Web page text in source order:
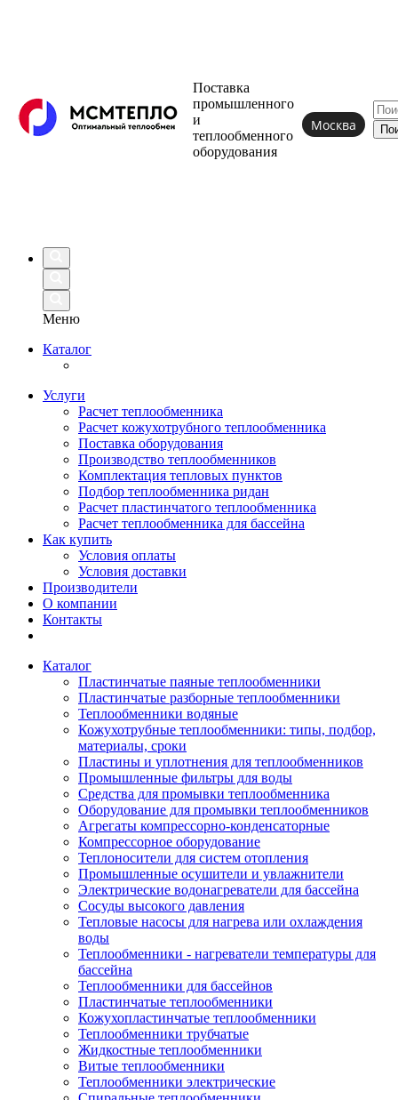
Поставка
промышленного
и
теплообменного
оборудования
Москва
Меню
Каталог
Услуги
Расчет теплообменника
Расчет кожухотрубного теплообменника
Поставка оборудования
Производство теплообменников
Комплектация тепловых пунктов
Подбор теплообменника ридан
Расчет пластинчатого теплообменника
Расчет теплообменника для бассейна
Как купить
Условия оплаты
Условия доставки
Производители
О компании
Контакты
Каталог
Пластинчатые паяные теплообменники
Пластинчатые разборные теплообменники
Теплообменники водяные
Кожухотрубные теплообменники: типы, подбор,
материалы, сроки
Пластины и уплотнения для теплообменников
Промышленные фильтры для воды
Средства для промывки теплообменника
Оборудование для промывки теплообменников
Агрегаты компрессорно-конденсаторные
Компрессорное оборудование
Теплоносители для систем отопления
Промышленные осушители и увлажнители
Электрические водонагреватели для бассейна
Сосуды высокого давления
Тепловые насосы для нагрева или охлаждения
воды
Теплообменники - нагреватели температуры для
бассейна
Теплообменники для бассейнов
Пластинчатые теплообменники
Кожухопластинчатые теплообменники
Теплообменники трубчатые
Жидкостные теплообменники
Витые теплообменники
Теплообменники электрические